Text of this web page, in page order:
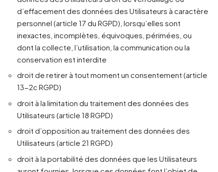
d’effacement des données des Utilisateurs à caractère
personnel (article 17 du RGPD), lorsqu’elles sont
inexactes, incomplètes, équivoques, périmées, ou
dont la collecte, l’utilisation, la communication ou la
conservation est interdite
droit de retirer à tout moment un consentement (article
13-2c RGPD)
droit à la limitation du traitement des données des
Utilisateurs (article 18 RGPD)
droit d’opposition au traitement des données des
Utilisateurs (article 21 RGPD)
droit à la portabilité des données que les Utilisateurs